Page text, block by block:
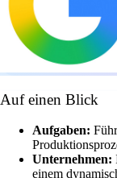
Auf einen Blick
Aufgaben:
Unternehmen:
einem